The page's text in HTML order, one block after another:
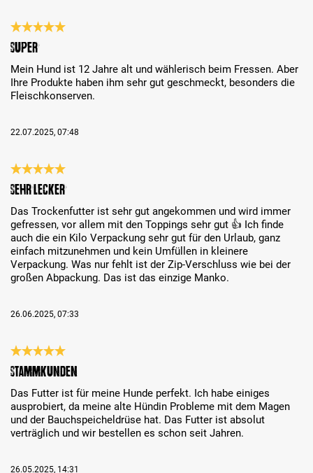
Recenzja z oceną 5 spośród 5 gwiazdek
Super
Mein Hund ist 12 Jahre alt und wählerisch beim Fressen. Aber
Ihre Produkte haben ihm sehr gut geschmeckt, besonders die
Fleischkonserven.
22.07.2025, 07:48
Recenzja z oceną 5 spośród 5 gwiazdek
Sehr lecker
Das Trockenfutter ist sehr gut angekommen und wird immer
gefressen, vor allem mit den Toppings sehr gut 👍 Ich finde
auch die ein Kilo Verpackung sehr gut für den Urlaub, ganz
einfach mitzunehmen und kein Umfüllen in kleinere
Verpackung. Was nur fehlt ist der Zip-Verschluss wie bei der
großen Abpackung. Das ist das einzige Manko.
26.06.2025, 07:33
Recenzja z oceną 5 spośród 5 gwiazdek
Stammkunden
Das Futter ist für meine Hunde perfekt. Ich habe einiges
ausprobiert, da meine alte Hündin Probleme mit dem Magen
und der Bauchspeicheldrüse hat. Das Futter ist absolut
verträglich und wir bestellen es schon seit Jahren.
26.05.2025, 14:31